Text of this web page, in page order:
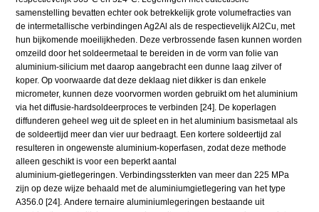
samenstelling bevatten echter ook betrekkelijk grote volumefracties van
de intermetallische verbindingen Ag2Al als de respectievelijk Al2Cu, met
hun bijkomende moeilijkheden. Deze verbrossende fasen kunnen worden
omzeild door het soldeermetaal te bereiden in de vorm van folie van
aluminium-silicium met daarop aangebracht een dunne laag zilver of
koper. Op voorwaarde dat deze deklaag niet dikker is dan enkele
micrometer, kunnen deze voorvormen worden gebruikt om het aluminium
via het diffusie-hardsoldeerproces te verbinden [24]. De koperlagen
diffunderen geheel weg uit de spleet en in het aluminium basismetaal als
de soldeertijd meer dan vier uur bedraagt. Een kortere soldeertijd zal
resulteren in ongewenste aluminium-koperfasen, zodat deze methode
alleen geschikt is voor een beperkt aantal
aluminium-gietlegeringen. Verbindingssterkten van meer dan 225 MPa
zijn op deze wijze behaald met de aluminiumgietlegering van het type
A356.0 [24]. Andere ternaire aluminiumlegeringen bestaande uit